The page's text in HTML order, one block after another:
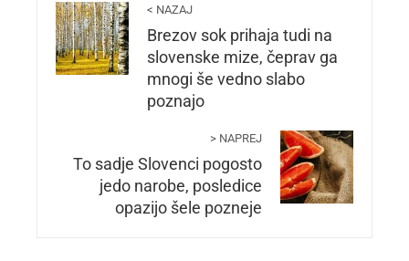
< NAZAJ
Brezov sok prihaja tudi na
slovenske mize, čeprav ga
mnogi še vedno slabo
poznajo
> NAPREJ
To sadje Slovenci pogosto
jedo narobe, posledice
opazijo šele pozneje